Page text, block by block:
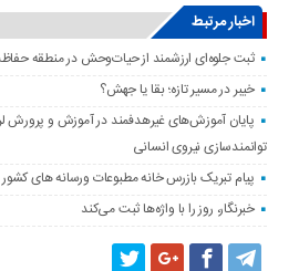
اخبار مرتبط
ثبت جلوه‌ای ارزشمند از حیات‌وحش در منطقه
خیبر در مسیر تازه؛ بقا یا جهش؟
پایان آموزش‌های غیرهدفمند در آموزش و پرورش
توانمندسازی نیروی انسانی
پیام تبریک بازرس خانه مطبوعات ورسانه های کشور
خبرنگار، روز را با واژه‌ها ثبت می‌کند